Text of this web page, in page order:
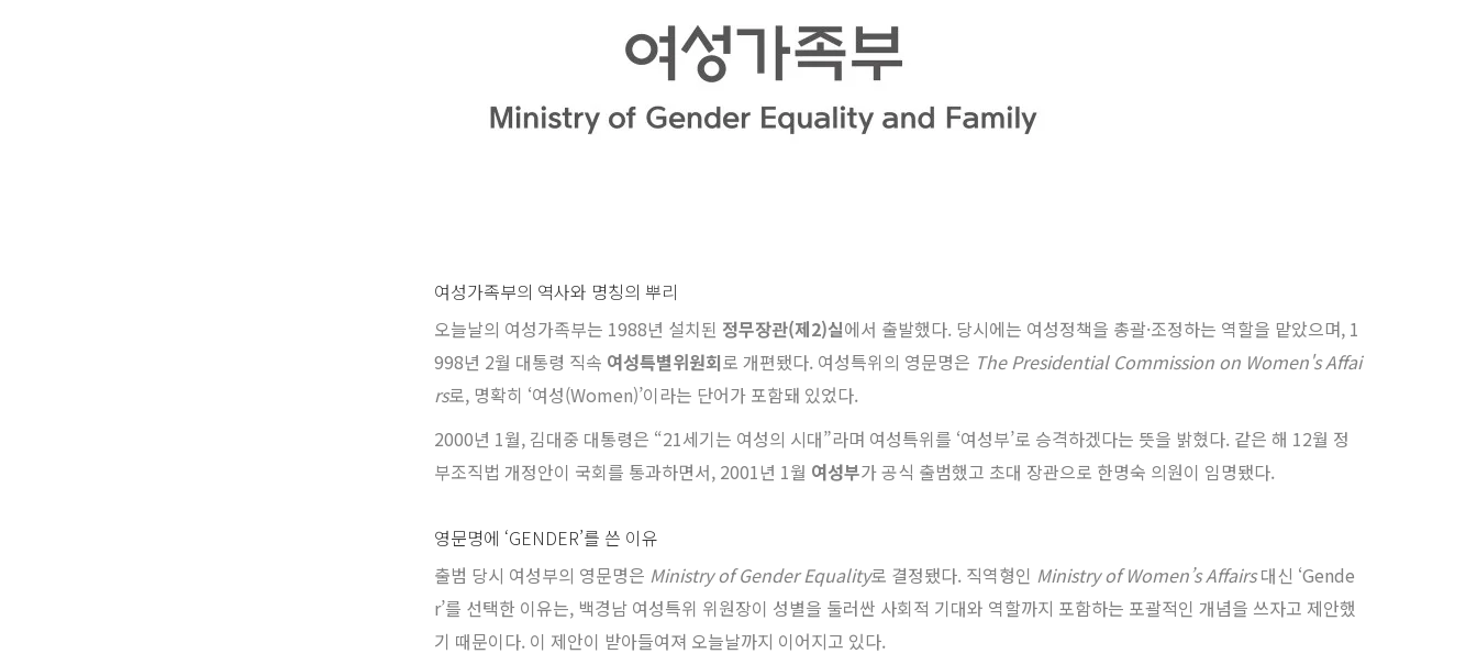
여성가족부의 역사와 명칭의 뿌리
오늘날의 여성가족부는 1988년 설치된 정무장관(제2)실에서 출발했다. 당시에는 여성정책을 총괄·조정하는 역할을 맡았으며, 1
998년 2월 대통령 직속 여성특별위원회로 개편됐다. 여성특위의 영문명은 The Presidential Commission on Women's Affai
rs로, 명확히 ‘여성(Women)’이라는 단어가 포함돼 있었다.
2000년 1월, 김대중 대통령은 “21세기는 여성의 시대”라며 여성특위를 ‘여성부’로 승격하겠다는 뜻을 밝혔다. 같은 해 12월 정
부조직법 개정안이 국회를 통과하면서, 2001년 1월 여성부가 공식 출범했고 초대 장관으로 한명숙 의원이 임명됐다.
영문명에 ‘GENDER’를 쓴 이유
출범 당시 여성부의 영문명은 Ministry of Gender Equality로 결정됐다. 직역형인 Ministry of Women’s Affairs대신 ‘Gende
r’를 선택한 이유는, 백경남 여성특위 위원장이 성별을 둘러싼 사회적 기대와 역할까지 포함하는 포괄적인 개념을 쓰자고 제안했
기 때문이다. 이 제안이 받아들여져 오늘날까지 이어지고 있다.